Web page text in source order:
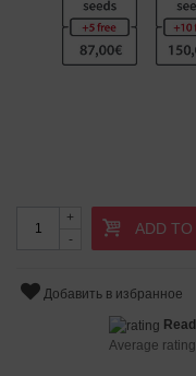
-
+
ADD
Добавить в избранное
Average